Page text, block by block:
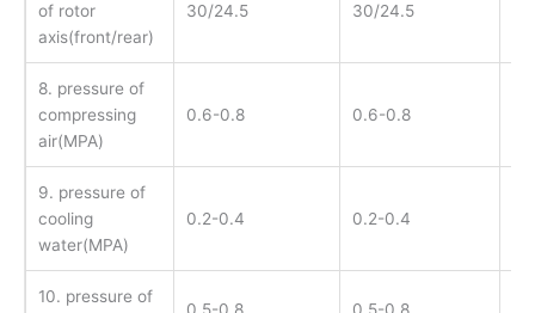
of rotor
axis(front/rear)
30/24.5 30/24.5
8. pressure of
compressing
air(MPA)
0.6-0.8 0.6-0.8
9. pressure of
cooling
water(MPA)
0.2-0.4 0.2-0.4
10. pressure of